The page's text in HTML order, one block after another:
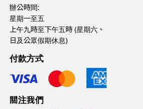
辦公時間:
星期一至五
上午九時至下午五時 (星期六、
日及公眾假期休息)
付款方式
關注我們